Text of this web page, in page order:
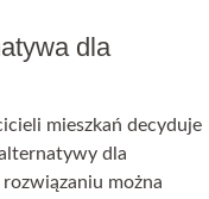
dla
mieszkań decyduje
dla
można